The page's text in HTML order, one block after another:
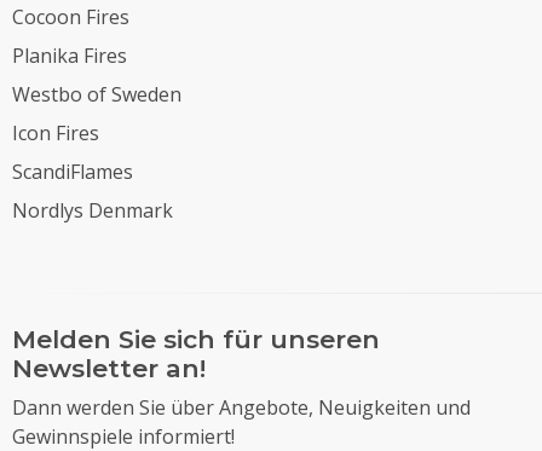
Cocoon Fires
Planika Fires
Westbo of Sweden
Icon Fires
ScandiFlames
Nordlys Denmark
Melden Sie sich für unseren
Newsletter an!
Dann werden Sie über Angebote, Neuigkeiten und
Gewinnspiele informiert!